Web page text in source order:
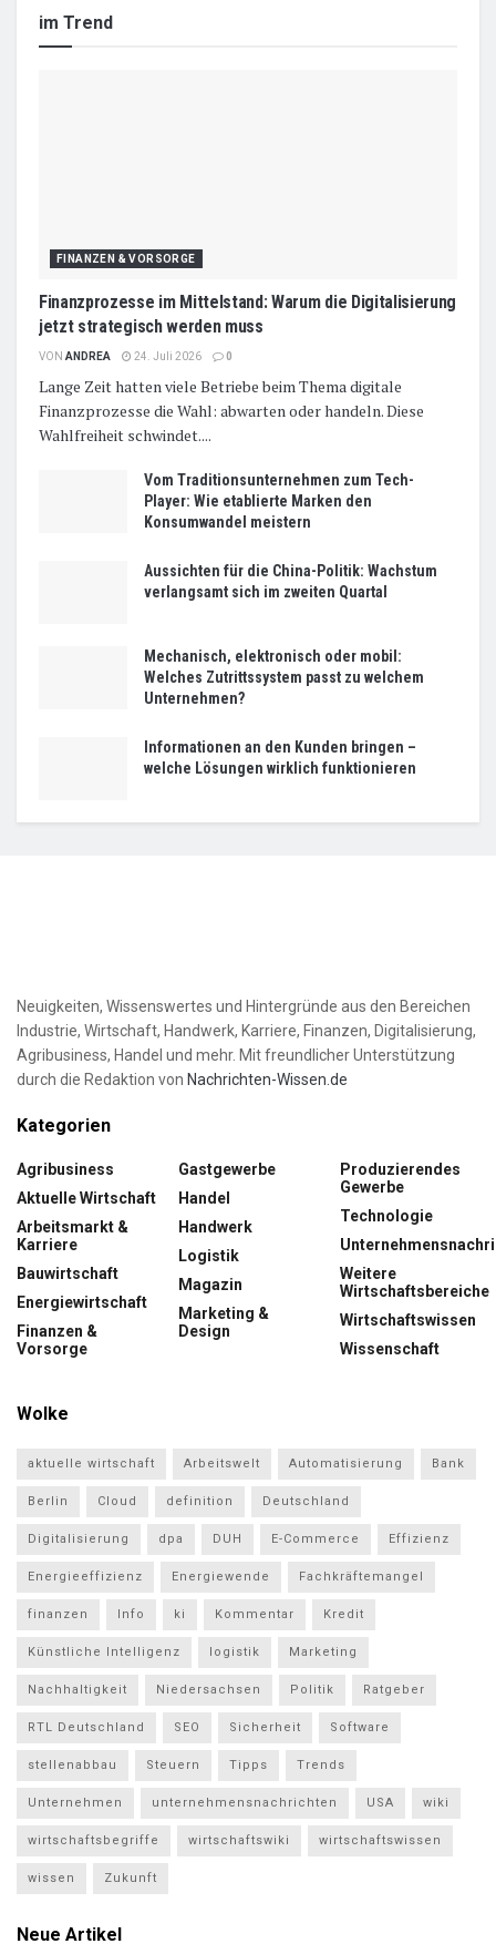
im Trend
FINANZEN & VORSORGE
Finanzprozesse im Mittelstand: Warum die Digitalisierung
jetzt strategisch werden muss
VON ANDREA 24. Juli 2026 0
Lange Zeit hatten viele Betriebe beim Thema digitale
Finanzprozesse die Wahl: abwarten oder handeln. Diese
Wahlfreiheit schwindet....
Vom Traditionsunternehmen zum Tech-
Player: Wie etablierte Marken den
Konsumwandel meistern
Aussichten für die China-Politik: Wachstum
verlangsamt sich im zweiten Quartal
Mechanisch, elektronisch oder mobil:
Welches Zutrittssystem passt zu welchem
Unternehmen?
Informationen an den Kunden bringen –
welche Lösungen wirklich funktionieren
Neuigkeiten, Wissenswertes und Hintergründe aus den Bereichen
Industrie, Wirtschaft, Handwerk, Karriere, Finanzen, Digitalisierung,
Agribusiness, Handel und mehr. Mit freundlicher Unterstützung
durch die Redaktion von Nachrichten-Wissen.de
Kategorien
Agribusiness
Aktuelle Wirtschaft
Arbeitsmarkt &
Karriere
Bauwirtschaft
Energiewirtschaft
Finanzen &
Vorsorge
Gastgewerbe
Handel
Handwerk
Logistik
Magazin
Marketing &
Design
Produzierendes
Gewerbe
Technologie
Weitere
Wirtschaftsbereiche
Wirtschaftswissen
Wissenschaft
Wolke
aktuelle wirtschaft Arbeitswelt Automatisierung Bank
Berlin Cloud definition Deutschland
Digitalisierung dpa DUH E-Commerce Effizienz
Energieeffizienz Energiewende Fachkräftemangel
finanzen Info ki Kommentar Kredit
Künstliche Intelligenz logistik Marketing
Nachhaltigkeit Niedersachsen Politik Ratgeber
RTL Deutschland SEO Sicherheit Software
stellenabbau Steuern Tipps Trends
Unternehmen unternehmensnachrichten USA wiki
wirtschaftsbegriffe wirtschaftswiki wirtschaftswissen
wissen Zukunft
Neue Artikel